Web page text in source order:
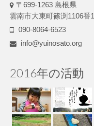
〒699-1263 島根県
雲南市大東町篠渕1106番1
090-8064-6523
info@yuinosato.org
2016年の活動